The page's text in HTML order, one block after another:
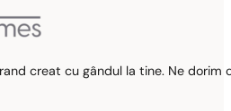
creat cu gândul la tine. Ne